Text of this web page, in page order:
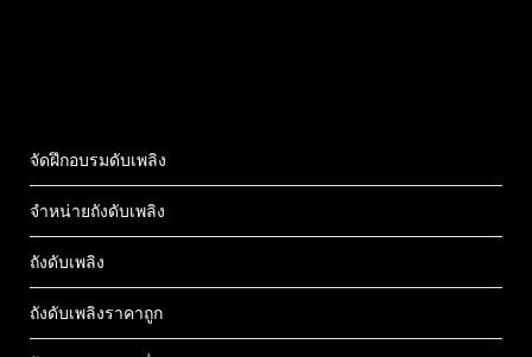
จัดฝึกอบรมดับเพลิง
จำหน่ายถังดับเพลิง
ถังดับเพลิง
ถังดับเพลิงราคาถูก